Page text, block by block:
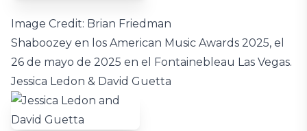
Image Credit: Brian Friedman
Shaboozey en los American Music Awards 2025, el
26 de mayo de 2025 en el Fontainebleau Las Vegas.
Jessica Ledon & David Guetta